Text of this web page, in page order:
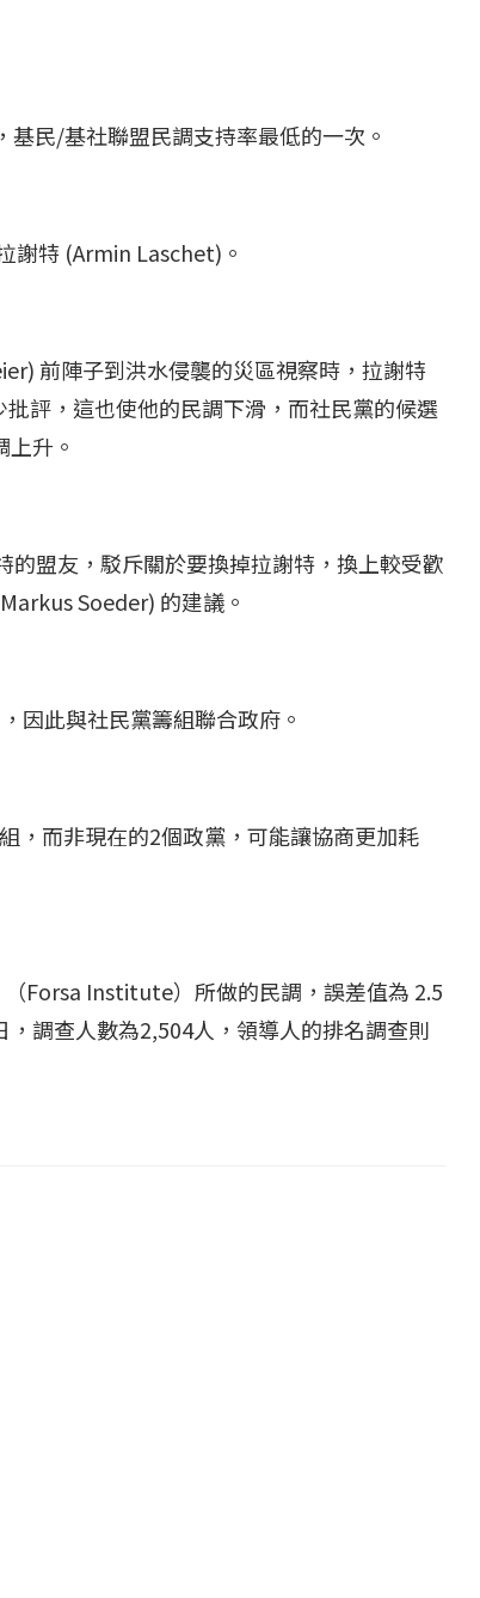
民/基社聯盟民調支持率最低的一次。
謝特 (Armin Laschet)。
前陣子到洪水侵襲的災區視察時，拉謝特
評，這也使他的民調下滑，而社民黨的候選
升。
盟友，駁斥關於要換掉拉謝特，換上較受歡
Soeder) 的建議。
因此與社民黨籌組聯合政府。
，而非現在的2個政黨，可能讓協商更加耗
Forsa Institute）所做的民調，誤差值為 2.5
調查人數為2,504人，領導人的排名調查則
【國際】路透：德...